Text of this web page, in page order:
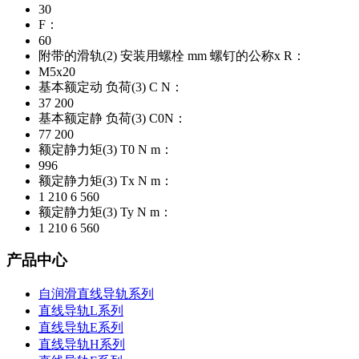
30
F：
60
附带的滑轨(2) 安装用螺栓 mm 螺钉的公称x R：
M5x20
基本额定动 负荷(3) C N：
37 200
基本额定静 负荷(3) C0N：
77 200
额定静力矩(3) T0 N m：
996
额定静力矩(3) Tx N m：
1 210 6 560
额定静力矩(3) Ty N m：
1 210 6 560
产品中心
自润滑直线导轨系列
直线导轨L系列
直线导轨E系列
直线导轨H系列